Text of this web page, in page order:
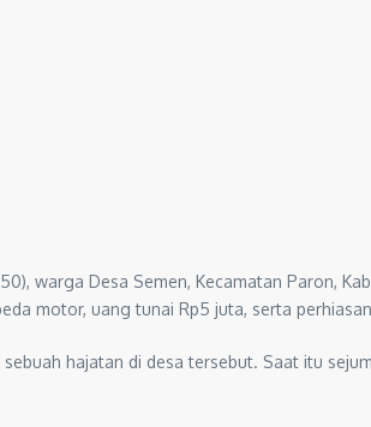
warga Desa Semen, Kecamatan Paron,
motor, uang tunai Rp5 juta, serta
hajatan di desa tersebut. Saat itu